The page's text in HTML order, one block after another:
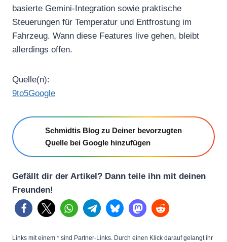
basierte Gemini-Integration sowie praktische
Steuerungen für Temperatur und Entfrostung im
Fahrzeug. Wann diese Features live gehen, bleibt
allerdings offen.
Quelle(n):
9to5Google
Schmidtis Blog zu Deiner bevorzugten
Quelle bei Google hinzufügen
Gefällt dir der Artikel? Dann teile ihn mit deinen
Freunden!
Links mit einem * sind Partner-Links. Durch einen Klick darauf gelangt ihr